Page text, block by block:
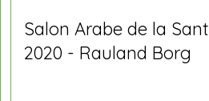
Salon Arabe de la Santé
2020 - Rauland Borg